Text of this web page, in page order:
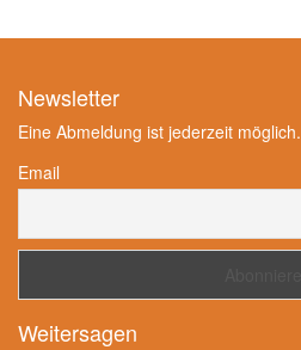
Newsletter
Eine Abmeldung ist jederzeit möglich.
Email
Weitersagen